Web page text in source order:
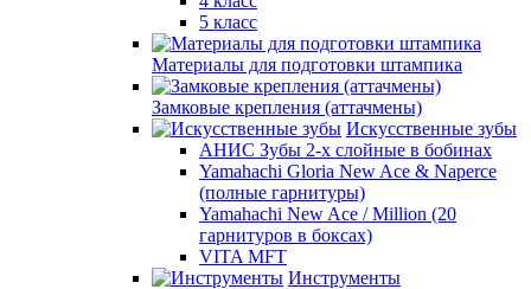
5 класс
Материалы для подготовки штампика
Замковые крепления (аттачмены)
Искусственные зубы
АНИС Зубы 2-х слойные в бобинах
Yamahachi Gloria New Ace & Naperce
(полные гарнитуры)
Yamahachi New Ace / Million (20
гарнитуров в боксах)
VITA MFT
Инструменты